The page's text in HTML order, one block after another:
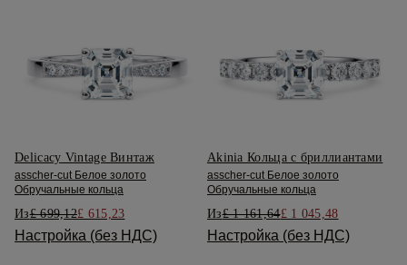
Delicacy Vintage Винтаж
asscher-cut Белое золото
Обручальные кольца
Из£ 699,12£ 615,23
Настройка (без НДС)
Akinia Кольца с бриллиантами
asscher-cut Белое золото
Обручальные кольца
Из£ 1 161,64£ 1 045,48
Настройка (без НДС)